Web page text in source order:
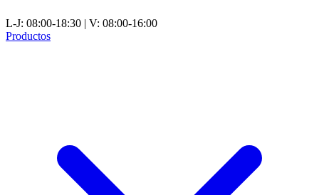
L-J: 08:00-18:30 | V: 08:00-16:00
Productos